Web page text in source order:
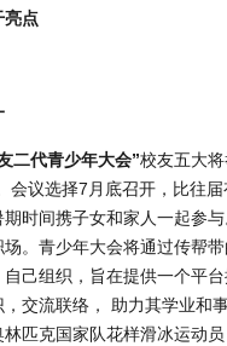
亮点
二代青少年大会”校友五大
会议选择7月底召开，比往
时间携子女和家人一起参
场。青少年大会将通过传帮
己组织，旨在提供一个平
交流联络， 助力其学业和
匹克国家队花样滑冰运动